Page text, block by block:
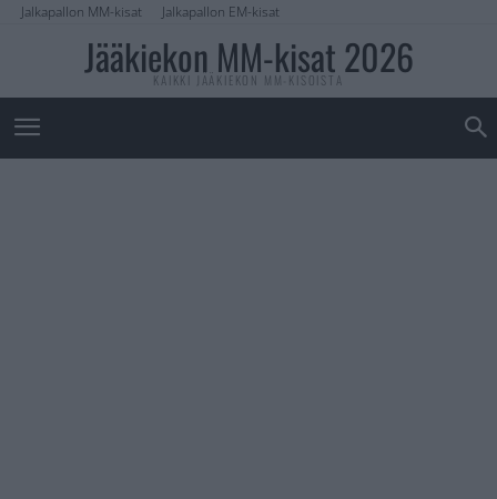
Jalkapallon MM-kisat Jalkapallon EM-kisat
Jääkiekon MM-kisat 2026
KAIKKI JÄÄKIEKON MM-KISOISTA